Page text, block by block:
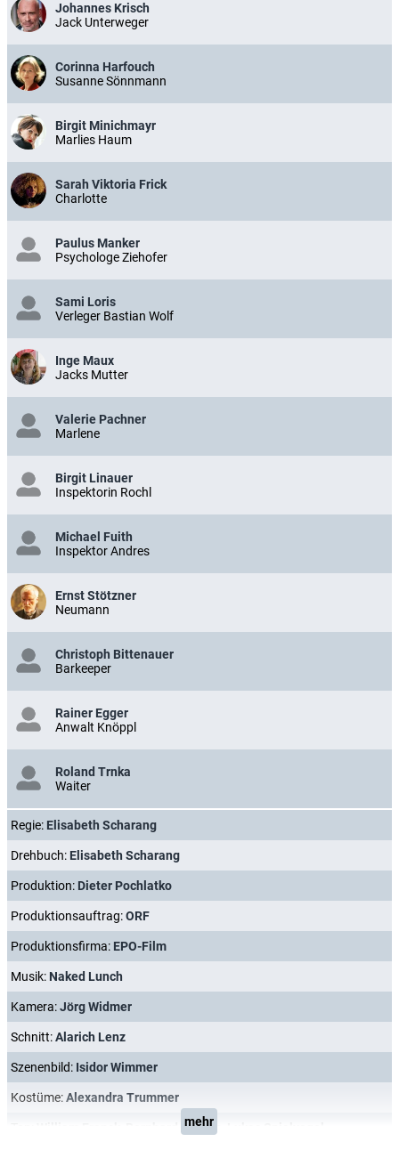
Johannes Krisch
Jack Unterweger
Corinna Harfouch
Susanne Sönnmann
Birgit Minichmayr
Marlies Haum
Sarah Viktoria Frick
Charlotte
Paulus Manker
Psychologe Ziehofer
Sami Loris
Verleger Bastian Wolf
Inge Maux
Jacks Mutter
Valerie Pachner
Marlene
Birgit Linauer
Inspektorin Rochl
Michael Fuith
Inspektor Andres
Ernst Stötzner
Neumann
Christoph Bittenauer
Barkeeper
Rainer Egger
Anwalt Knöppl
Roland Trnka
Waiter
Regie: Elisabeth Scharang
Drehbuch: Elisabeth Scharang
Produktion: Dieter Pochlatko
Produktionsauftrag:ORF
Produktionsfirma: EPO-Film
Musik: Naked Lunch
Kamera:Jörg Widmer
Schnitt:Alarich Lenz
Szenenbild: Isidor Wimmer
Kostüme:Alexandra Trummer
Bernhard Maisch
mehr